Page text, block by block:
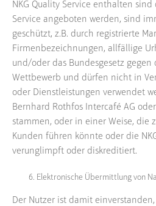
NKG Quality Service enthalten sind
Service angeboten werden, sind
geschützt, z.B. durch registrierte
Firmenbezeichnungen, allfällige
und/oder das Bundesgesetz gegen
Wettbewerb und dürfen nicht in
oder Dienstleistungen verwendet
Bernhard Rothfos Intercafé AG
stammen, oder in einer Weise, die
Kunden führen könnte oder die
verunglimpft oder diskreditiert.
Elektronische Übermittlung von
Der Nutzer ist damit